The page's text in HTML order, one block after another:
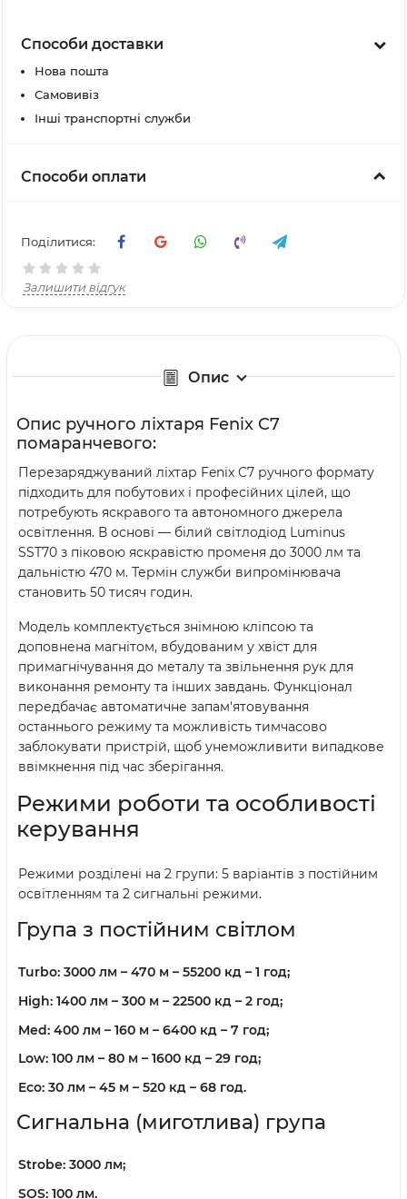
Способи доставки
Нова пошта
Самовивіз
Інші транспортні служби
Способи оплати
Поділитися:
Залишити відгук
Опис
Опис ручного ліхтаря Fenix C7
помаранчевого:
Перезаряджуваний ліхтар Fenix C7 ручного формату
підходить для побутових і професійних цілей, що
потребують яскравого та автономного джерела
освітлення. В основі — білий світлодіод Luminus
SST70 з піковою яскравістю променя до 3000 лм та
дальністю 470 м. Термін служби випромінювача
становить 50 тисяч годин.
Модель комплектується знімною кліпсою та
доповнена магнітом, вбудованим у хвіст для
примагнічування до металу та звільнення рук для
виконання ремонту та інших завдань. Функціонал
передбачає автоматичне запам'ятовування
останнього режиму та можливість тимчасово
заблокувати пристрій, щоб унеможливити випадкове
ввімкнення під час зберігання.
Режими роботи та особливості
керування
Режими розділені на 2 групи: 5 варіантів з постійним
освітленням та 2 сигнальні режими.
Група з постійним світлом
Turbo: 3000 лм – 470 м – 55200 кд – 1 год;
High: 1400 лм – 300 м – 22500 кд – 2 год;
Med: 400 лм – 160 м – 6400 кд – 7 год;
Low: 100 лм – 80 м – 1600 кд – 29 год;
Eco: 30 лм – 45 м – 520 кд – 68 год.
Сигнальна (миготлива) група
Strobe: 3000 лм;
SOS: 100 лм.